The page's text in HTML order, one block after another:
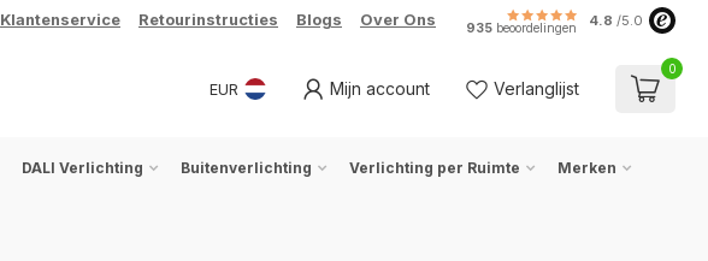
Klantenservice Retourinstructies Blogs Over Ons 935 beoordelingen 4.8 /5.0
EUR Mijn account Verlanglijst
0
DALI Verlichting Buitenverlichting Verlichting per Ruimte Merken